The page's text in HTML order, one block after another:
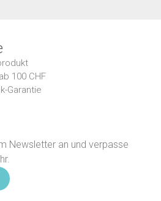
100 CHF
Garantie
Newsletter an und verpasse